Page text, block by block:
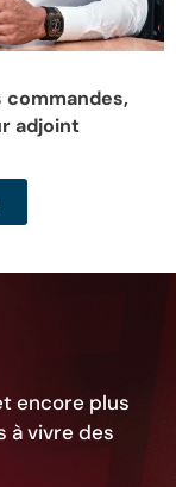
commandes,
adjoint
encore plus
à vivre des